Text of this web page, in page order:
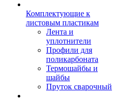
Комплектующие к
листовым пластикам
Лента и
уплотнители
Профили для
поликарбоната
Термошайбы и
шайбы
Пруток сварочный